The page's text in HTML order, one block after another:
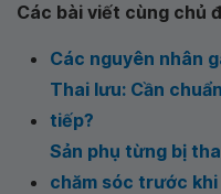
Các bài viết cùng chủ
Các nguyên nhân
Thai lưu: Cần
tiếp?
Sản phụ từng bị
chăm sóc trước